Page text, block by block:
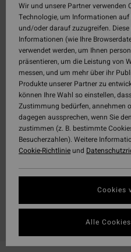
Wir und unsere Partner verwenden
Technologie, um Informationen auf
und/oder darauf zuzugreifen.
Informationen (wie Ihre
verwendet werden, um Ihnen
präsentieren, um die Leistung von
messen, und um mehr über ihr
Produkte unserer Partner zu
können Ihre Wahl so einstellen,
Zustimmung bedürfen, annehmen
dagegen aussprechen, wenn Sie
zustimmen (z. B. bestimmte
Besucherzahlen). Weitere
Cookie-Richtlinieund
Cookies
Alle